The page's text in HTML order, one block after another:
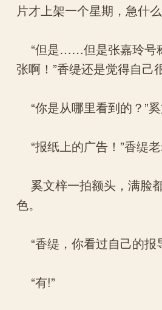
片才上架一个星期，急什
“但是……但是张嘉玲号
张啊！”香缇还是觉得自己
“你是从哪里看到的？”奚
“报纸上的广告！”香缇老
奚文梓一拍额头，满脸
色。
“香缇，你看过自己的报
“有!”